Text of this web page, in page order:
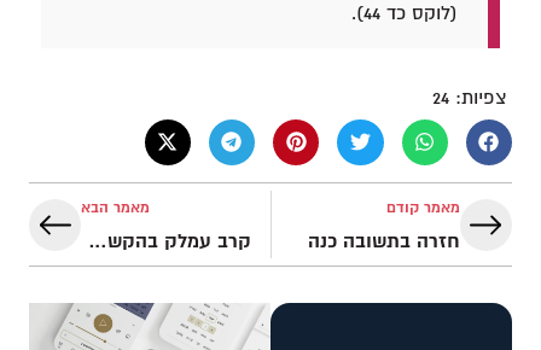
(לוקס כד 44).
צפיות: 24
מאמר קודם
חזרה בתשובה כנה
מאמר הבא
קרב עמלק בהקשר משיחי